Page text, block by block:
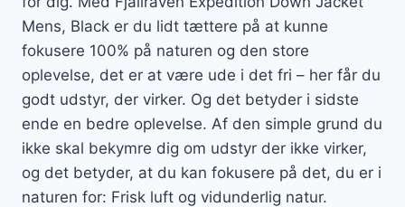
Mens, Black er du lidt tættere på at kunne
fokusere 100% på naturen og den store
oplevelse, det er at være ude i det fri – her får du
godt udstyr, der virker. Og det betyder i sidste
ende en bedre oplevelse. Af den simple grund du
ikke skal bekymre dig om udstyr der ikke virker,
og det betyder, at du kan fokusere på det, du er i
naturen for: Frisk luft og vidunderlig natur.